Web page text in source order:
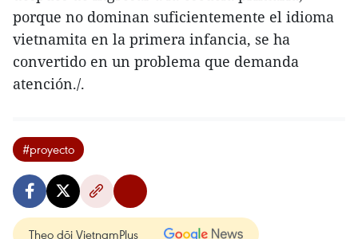
porque no dominan suficientemente el idioma
vietnamita en la primera infancia, se ha
convertido en un problema que demanda
atención./.
#proyecto
Theo dõi VietnamPlus